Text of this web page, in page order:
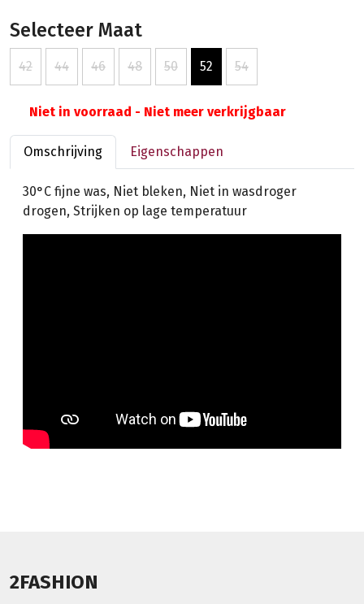
Selecteer Maat
42 44 46 48 50 52 54
Niet in voorraad - Niet meer verkrijgbaar
Omschrijving Eigenschappen
30°C fijne was, Niet bleken, Niet in wasdroger
drogen, Strijken op lage temperatuur
2FASHION